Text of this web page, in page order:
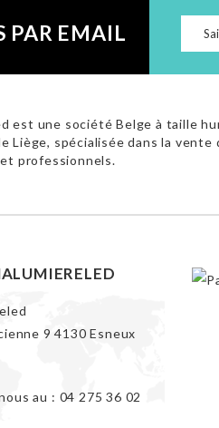
PAR EMAIL
est une société Belge à taille
Liège, spécialisée dans la vente
professionnels.
9 4130 Esneux
au : 04 275 36 02